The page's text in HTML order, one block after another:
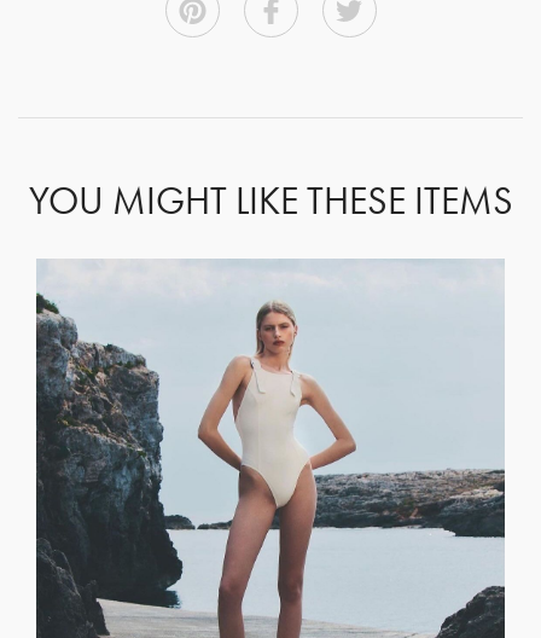
YOU MIGHT LIKE THESE ITEMS
GET REGISTERED
FORGOT PASSWORD?